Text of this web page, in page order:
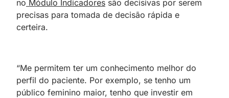
no Módulo Indicadores são decisivas por serem
precisas para tomada de decisão rápida e
certeira.
“Me permitem ter um conhecimento melhor do
perfil do paciente. Por exemplo, se tenho um
público feminino maior, tenho que investir em